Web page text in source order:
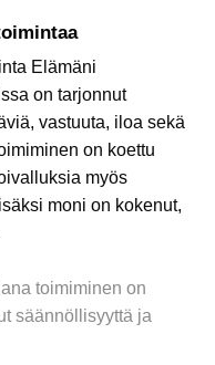
Elämäni
on tarjonnut
vastuuta, iloa sekä
on koettu
myös
moni on kokenut,
on
säännöllisyyttä ja